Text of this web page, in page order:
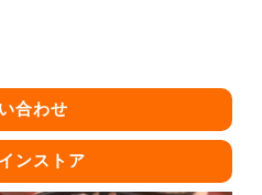
合わせ
ンストア